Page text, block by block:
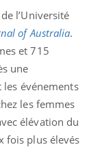
l’Université
of Australia.
et 715
une
événements
les femmes
élévation du
fois plus élevés